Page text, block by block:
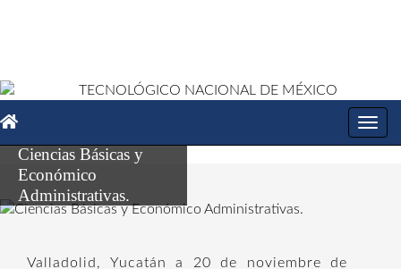
Ciencias Básicas y
Económico
Administrativas.
Valladolid, Yucatán a 20 de noviembre de